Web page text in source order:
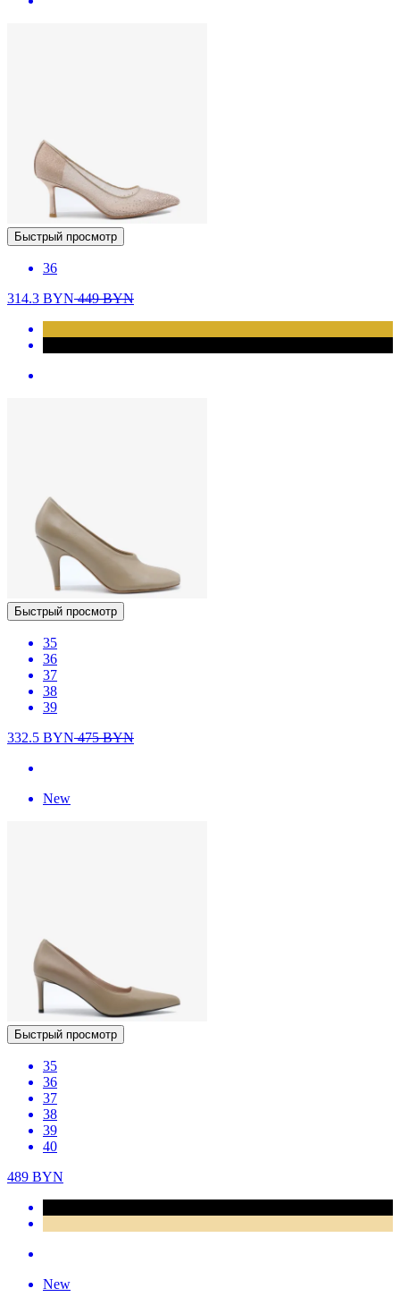
Быстрый просмотр
36
314.3 BYN449BYN
Быстрый просмотр
35
36
37
38
39
332.5 BYN475BYN
New
Быстрый просмотр
35
36
37
38
39
40
489 BYN
New